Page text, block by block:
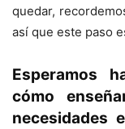
quedar,
así que este paso
Esperamos
cómo
necesidades